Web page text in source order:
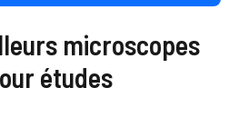
microscopes
études